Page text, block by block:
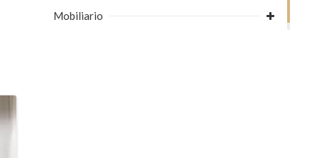
Mobiliario